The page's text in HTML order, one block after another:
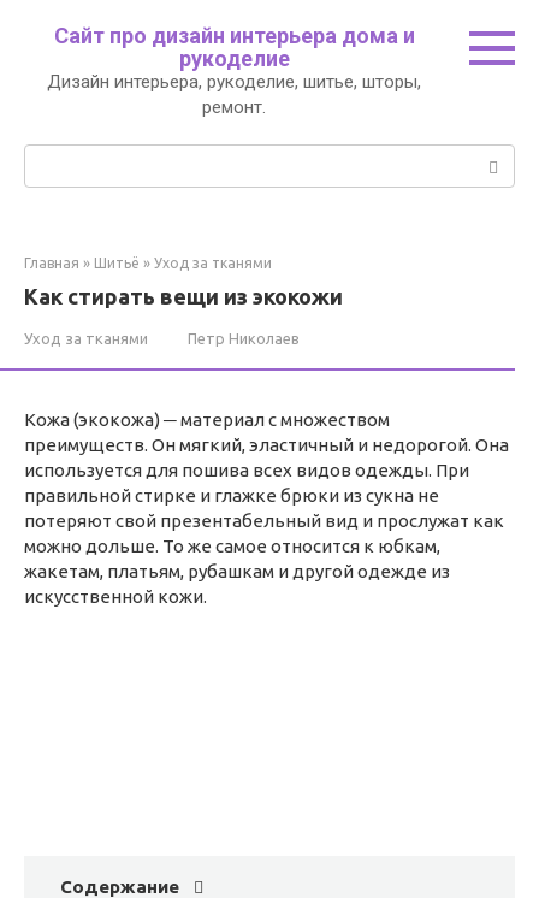
Сайт про дизайн интерьера дома и
рукоделие
Дизайн интерьера, рукоделие, шитье, шторы,
ремонт.
Главная » Шитьё » Уход за тканями
Как стирать вещи из экокожи
Уход за тканями Петр Николаев
Кожа (экокожа) ─ материал с множеством
преимуществ. Он мягкий, эластичный и недорогой. Она
используется для пошива всех видов одежды. При
правильной стирке и глажке брюки из сукна не
потеряют свой презентабельный вид и прослужат как
можно дольше. То же самое относится к юбкам,
жакетам, платьям, рубашкам и другой одежде из
искусственной кожи.
Содержание